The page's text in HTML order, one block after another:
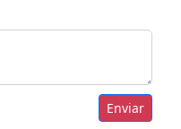
Enviar